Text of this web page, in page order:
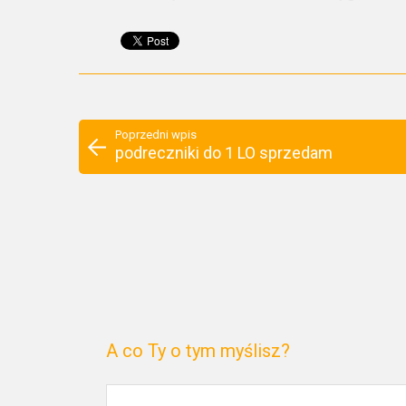
Poprzedni wpis
podreczniki do 1 LO sprzedam
A co Ty o tym myślisz?